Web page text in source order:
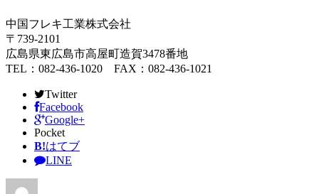
中国フレキ工業株式会社
〒739-2101
広島県東広島市高屋町造賀3478番地
TEL：082-436-1020 FAX：082-436-1021
Twitter
Facebook
Google+
Pocket
B!はてブ
LINE